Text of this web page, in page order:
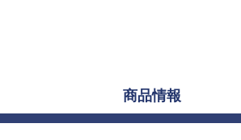
商品情報